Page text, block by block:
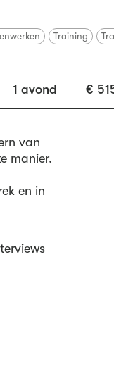
Training
1 avond €
van
manier.
en in